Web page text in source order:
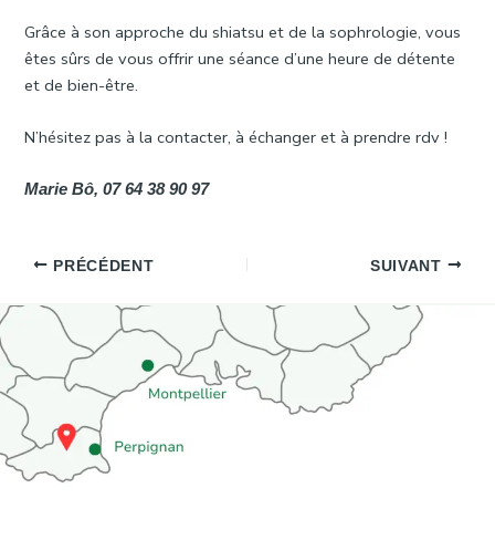
Grâce à son approche du shiatsu et de la sophrologie, vous
êtes sûrs de vous offrir une séance d’une heure de détente
et de bien-être.
N’hésitez pas à la contacter, à échanger et à prendre rdv !
Marie Bô, 07 64 38 90 97
PRÉCÉDENT SUIVANT